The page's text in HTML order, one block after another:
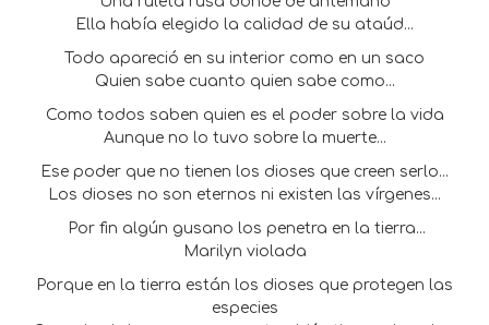
Ella había elegido la calidad de su ataúd...
Todo apareció en su interior como en un saco
Quien sabe cuanto quien sabe como...
Como todos saben quien es el poder sobre la vida
Aunque no lo tuvo sobre la muerte...
Ese poder que no tienen los dioses que creen serlo...
Los dioses no son eternos ni existen las vírgenes...
Por fin algún gusano los penetra en la tierra...
Marilyn violada
Porque en la tierra están los dioses que protegen las
especies